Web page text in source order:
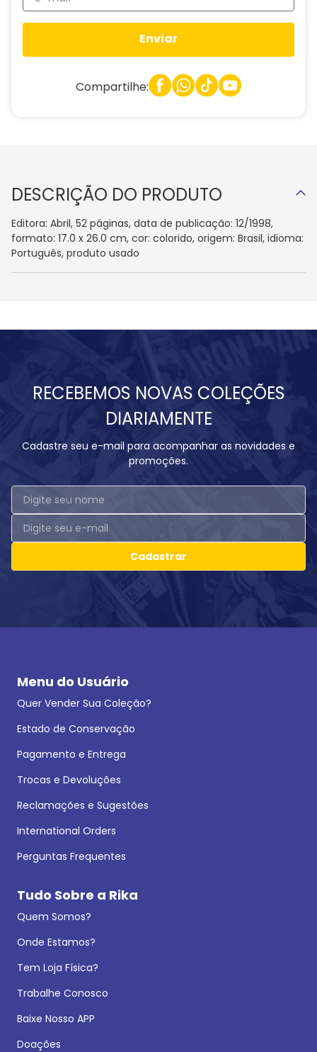
Enviar
Compartilhe:
DESCRIÇÃO DO PRODUTO
Editora: Abril, 52 páginas, data de publicação: 12/1998,
formato: 17.0 x 26.0 cm, cor: colorido, origem: Brasil, idioma:
Português, produto usado
RECEBEMOS NOVAS COLEÇÕES
DIARIAMENTE
Cadastre seu e-mail para acompanhar as novidades e
promoções.
Cadastrar
Menu do Usuário
Quer Vender Sua Coleção?
Estado de Conservação
Pagamento e Entrega
Trocas e Devoluções
Reclamações e Sugestões
International Orders
Perguntas Frequentes
Tudo Sobre a Rika
Quem Somos?
Onde Estamos?
Tem Loja Física?
Trabalhe Conosco
Baixe Nosso APP
Doações